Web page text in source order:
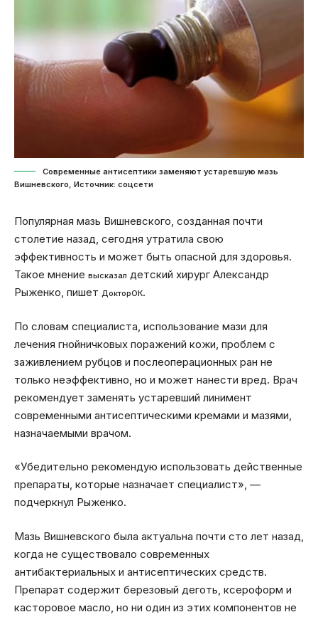
Современные антисептики заменяют устаревшую мазь
Вишневского, Источник: соцсети
Популярная мазь Вишневского, созданная почти
столетие назад, сегодня утратила свою
эффективность и может быть опасной для здоровья.
Такое мнение высказал детский хирург Александр
Рыженко, пишет ДокторОК.
По словам специалиста, использование мази для
лечения гнойничковых поражений кожи, проблем с
заживлением рубцов и послеоперационных ран не
только неэффективно, но и может нанести вред. Врач
рекомендует заменять устаревший линимент
современными антисептическими кремами и мазями,
назначаемыми врачом.
«Убедительно рекомендую использовать действенные
препараты, которые назначает специалист», —
подчеркнул Рыженко.
Мазь Вишневского была актуальна почти сто лет назад,
когда не существовало современных
антибактериальных и антисептических средств.
Препарат содержит березовый деготь, ксероформ и
касторовое масло, но ни один из этих компонентов не